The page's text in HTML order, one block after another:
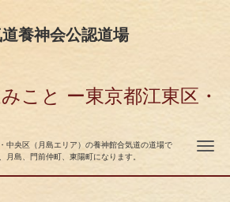
養神会公認道場
こと ー東京都江東区・
中央区（月島エリア）の養神館合気道の道場で
月島、門前仲町、東陽町になります。
ナ